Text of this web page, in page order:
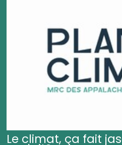
Le climat, ça fait